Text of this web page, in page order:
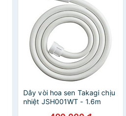
Dây vòi hoa sen Takagi chịu
nhiệt JSH001WT - 1.6m